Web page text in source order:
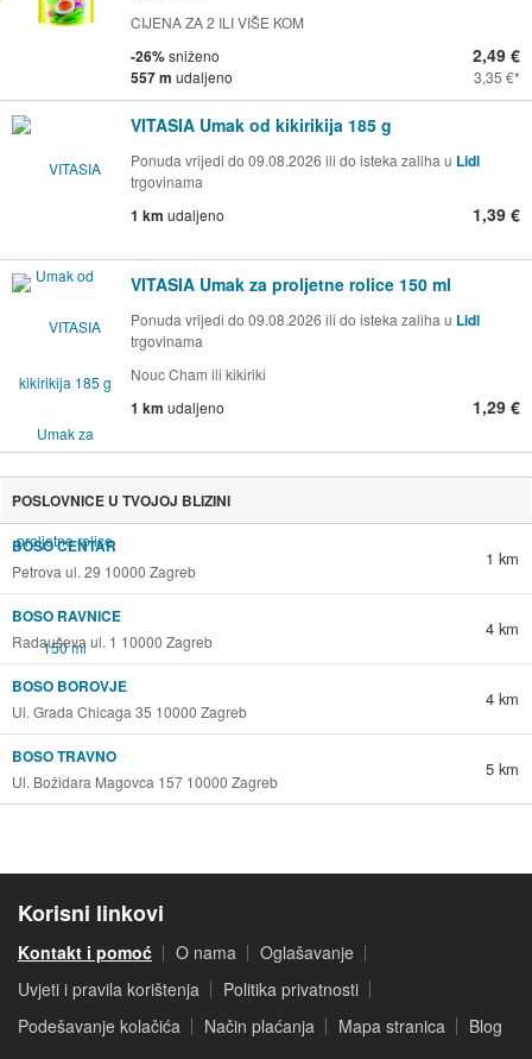
CIJENA ZA 2 ILI VIŠE KOM
-26%sniženo
557 m udaljeno
2,49 €
3,35 €
VITASIA Umak od kikirikija 185 g
Ponuda vrijedi do 09.08.2026 ili do isteka zaliha u Lidl
trgovinama
1 km udaljeno 1,39 €
VITASIA Umak za proljetne rolice 150 ml
Ponuda vrijedi do 09.08.2026 ili do isteka zaliha u Lidl
trgovinama
Nouc Cham ili kikiriki
1 km udaljeno 1,29 €
POSLOVNICE U TVOJOJ BLIZINI
BOSO CENTAR
Petrova ul. 29 10000 Zagreb
1 km
BOSO RAVNICE
Radauševa ul. 1 10000 Zagreb
4 km
BOSO BOROVJE
Ul. Grada Chicaga 35 10000 Zagreb
4 km
BOSO TRAVNO
Ul. Božidara Magovca 157 10000 Zagreb
5 km
Korisni linkovi
Kontakt i pomoć O nama
Oglašavanje
Uvjeti i pravila korištenja
Politika privatnosti
Podešavanje kolačića
Način plaćanja Mapa stranica Blog